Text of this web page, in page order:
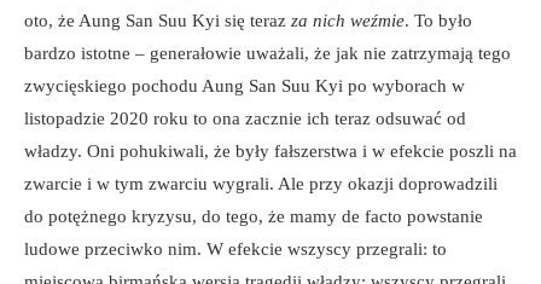
oto, że Aung San Suu Kyi się teraz za nich weźmie. To było
bardzo istotne – generałowie uważali, że jak nie zatrzymają tego
zwycięskiego pochodu Aung San Suu Kyi po wyborach w
listopadzie 2020 roku to ona zacznie ich teraz odsuwać od
władzy. Oni pohukiwali, że były fałszerstwa i w efekcie poszli na
zwarcie i w tym zwarciu wygrali. Ale przy okazji doprowadzili
do potężnego kryzysu, do tego, że mamy de facto powstanie
ludowe przeciwko nim. W efekcie wszyscy przegrali: to